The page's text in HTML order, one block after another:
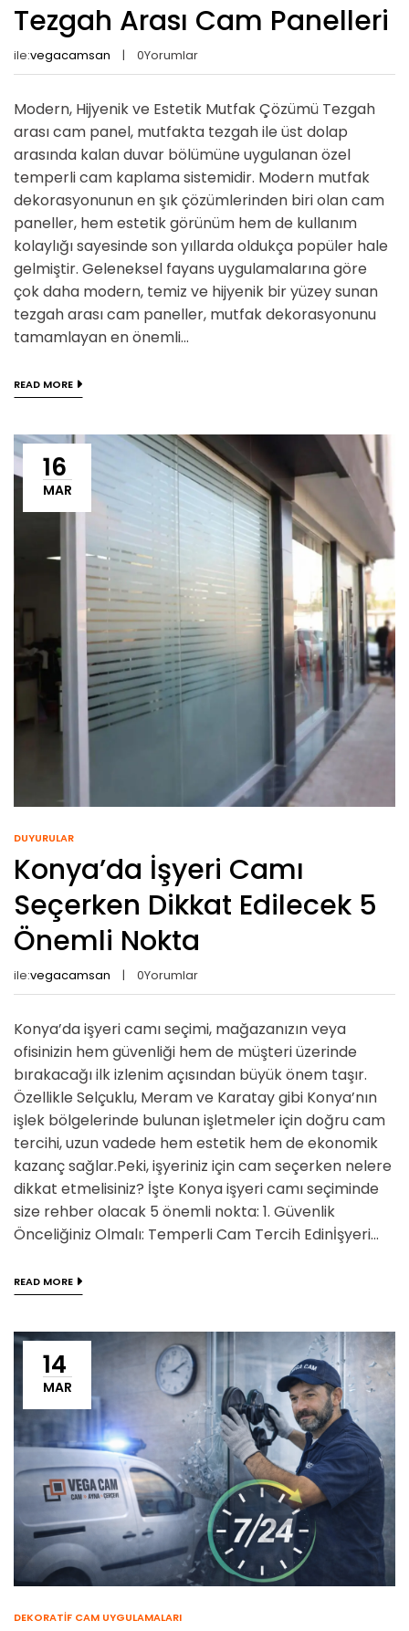
Tezgah Arası Cam Panelleri
ile:vegacamsan 0Yorumlar
Modern, Hijyenik ve Estetik Mutfak Çözümü Tezgah
arası cam panel, mutfakta tezgah ile üst dolap
arasında kalan duvar bölümüne uygulanan özel
temperli cam kaplama sistemidir. Modern mutfak
dekorasyonunun en şık çözümlerinden biri olan cam
paneller, hem estetik görünüm hem de kullanım
kolaylığı sayesinde son yıllarda oldukça popüler hale
gelmiştir. Geleneksel fayans uygulamalarına göre
çok daha modern, temiz ve hijyenik bir yüzey sunan
tezgah arası cam paneller, mutfak dekorasyonunu
tamamlayan en önemli...
READ MORE
16
MAR
DUYURULAR
Konya’da İşyeri Camı
Seçerken Dikkat Edilecek 5
Önemli Nokta
ile:vegacamsan 0Yorumlar
Konya’da işyeri camı seçimi, mağazanızın veya
ofisinizin hem güvenliği hem de müşteri üzerinde
bırakacağı ilk izlenim açısından büyük önem taşır.
Özellikle Selçuklu, Meram ve Karatay gibi Konya’nın
işlek bölgelerinde bulunan işletmeler için doğru cam
tercihi, uzun vadede hem estetik hem de ekonomik
kazanç sağlar.Peki, işyeriniz için cam seçerken nelere
dikkat etmelisiniz? İşte Konya işyeri camı seçiminde
size rehber olacak 5 önemli nokta: 1. Güvenlik
Önceliğiniz Olmalı: Temperli Cam Tercih Edinİşyeri...
READ MORE
14
MAR
DEKORATIF CAM UYGULAMALARI